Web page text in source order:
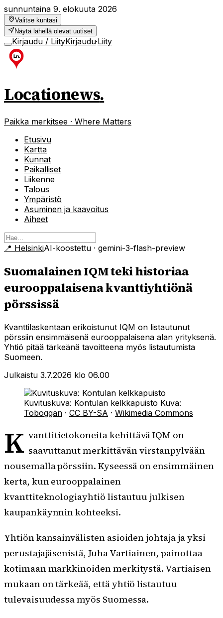
sunnuntaina 9. elokuuta 2026
Valitse kuntasi
Näytä lähellä olevat uutiset
Kirjaudu / LiityKirjaudu·Liity
Locationews.
Paikka merkitsee · Where Matters
Etusivu
Kartta
Kunnat
Paikalliset
Liikenne
Talous
Ympäristö
Asuminen ja kaavoitus
Aiheet
📍 HelsinkiAI-koostettu · gemini-3-flash-preview
Suomalainen IQM teki historiaa
eurooppalaisena kvanttiyhtiönä
pörssissä
Kvanttilaskentaan erikoistunut IQM on listautunut
pörssiin ensimmäisenä eurooppalaisena alan yrityksenä.
Yhtiö pitää tärkeänä tavoitteena myös listautumista
Suomeen.
Julkaistu 3.7.2026 klo 06.00
Kuvituskuva: Kontulan kelkkapuisto Kuva:
Toboggan · CC BY-SA · Wikimedia Commons
K vanttitietokoneita kehittävä IQM on
saavuttanut merkittävän virstanpylvään
nousemalla pörssiin. Kyseessä on ensimmäinen
kerta, kun eurooppalainen
kvanttiteknologiayhtiö listautuu julkisen
kaupankäynnin kohteeksi.
Yhtiön kansainvälisten asioiden johtaja ja yksi
perustajajäsenistä, Juha Vartiainen, painottaa
kotimaan markkinoiden merkitystä. Vartiaisen
mukaan on tärkeää, että yhtiö listautuu
tulevaisuudessa myös Suomessa.